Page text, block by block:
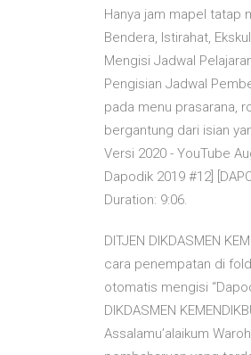
Hanya jam mapel tatap
Bendera, Istirahat,
Mengisi Jadwal
Pengisian Jadwal
pada menu prasarana,
bergantung dari isian
Versi 2020 - YouTube
Dapodik 2019 #12]
Duration: 9:06.
DITJEN DIKDASMEN
cara penempatan di
otomatis mengisi
DIKDASMEN
Assalamu’alaikum